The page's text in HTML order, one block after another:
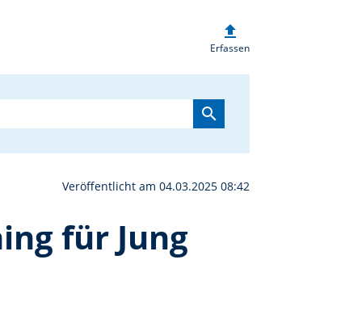
feiert ausgelassen
upload
Erfassen
search
Veröffentlicht am 04.03.2025 08:42
für Jung